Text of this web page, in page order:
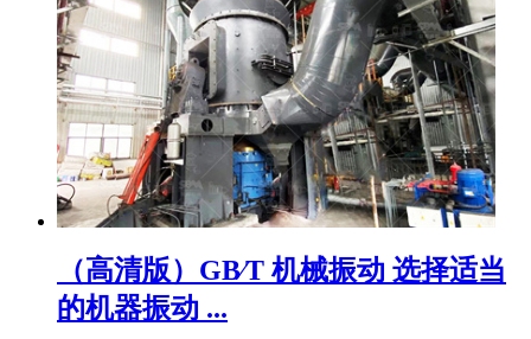
（高清版）GB∕T 机械振动 选择适当
的机器振动 ...